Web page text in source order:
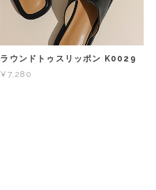
ラウンドトゥスリッポン K0029
¥7,280